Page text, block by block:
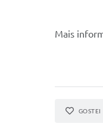
Mais
GOSTEI